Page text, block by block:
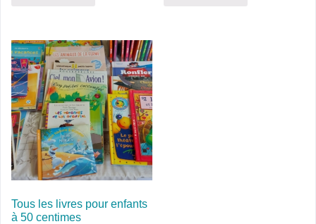
Tous les livres pour enfants
à 50 centimes